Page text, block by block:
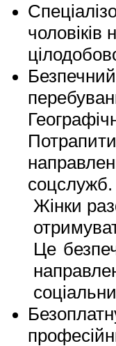
соцслужб.
Жінки
Це